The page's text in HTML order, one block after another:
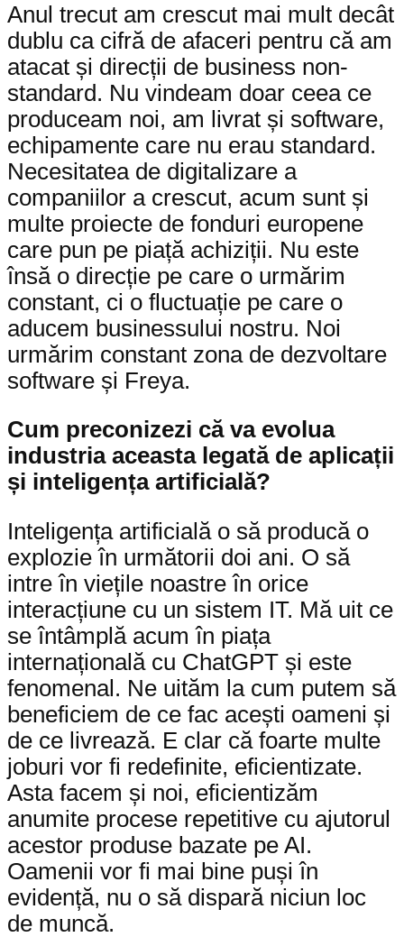
Anul trecut am crescut mai mult decât
dublu ca cifră de afaceri pentru că am
atacat și direcții de business non-
standard. Nu vindeam doar ceea ce
produceam noi, am livrat și software,
echipamente care nu erau standard.
Necesitatea de digitalizare a
companiilor a crescut, acum sunt și
multe proiecte de fonduri europene
care pun pe piață achiziții. Nu este
însă o direcție pe care o urmărim
constant, ci o fluctuație pe care o
aducem businessului nostru. Noi
urmărim constant zona de dezvoltare
software și Freya.
Cum preconizezi că va evolua
industria aceasta legată de aplicații
și inteligența artificială?
Inteligența artificială o să producă o
explozie în următorii doi ani. O să
intre în viețile noastre în orice
interacțiune cu un sistem IT. Mă uit ce
se întâmplă acum în piața
internațională cu ChatGPT și este
fenomenal. Ne uităm la cum putem să
beneficiem de ce fac acești oameni și
de ce livrează. E clar că foarte multe
joburi vor fi redefinite, eficientizate.
Asta facem și noi, eficientizăm
anumite procese repetitive cu ajutorul
acestor produse bazate pe AI.
Oamenii vor fi mai bine puși în
evidență, nu o să dispară niciun loc
de muncă.